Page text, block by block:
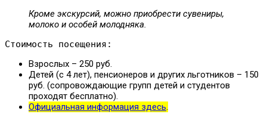
Кроме экскурсий, можно приобрести сувениры,
молоко и особей молодняка.
Стоимость посещения:
Взрослых – 250 руб.
Детей (с 4 лет), пенсионеров и других льготников – 150
руб. (сопровождающие групп детей и студентов
проходят бесплатно).
Официальная информация здесь.